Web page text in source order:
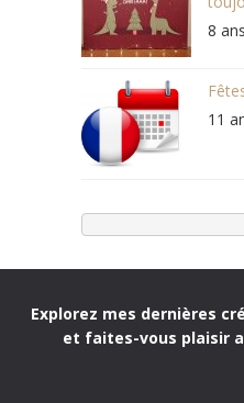
8
11
Explorez mes dernières
et faites-vous plaisir